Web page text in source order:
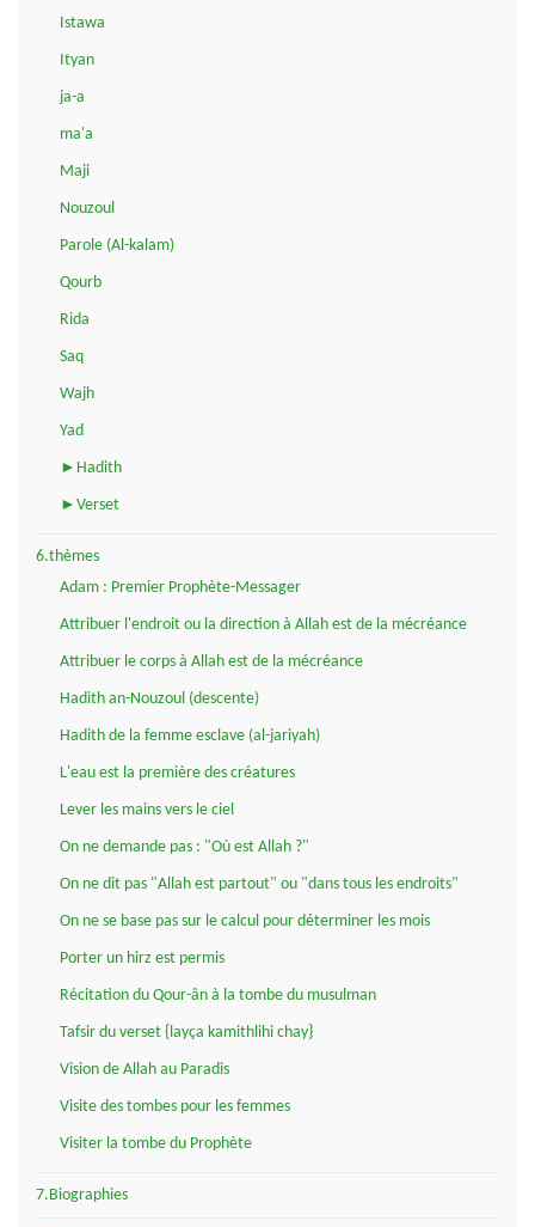
Istawa
Ityan
ja-a
ma'a
Maji
Nouzoul
Parole (Al-kalam)
Qourb
Rida
Saq
Wajh
Yad
►Hadith
►Verset
6.thèmes
Adam : Premier Prophète-Messager
Attribuer l'endroit ou la direction à Allah est de la mécréance
Attribuer le corps à Allah est de la mécréance
Hadith an-Nouzoul (descente)
Hadith de la femme esclave (al-jariyah)
L'eau est la première des créatures
Lever les mains vers le ciel
On ne demande pas : "Où est Allah ?"
On ne dit pas "Allah est partout" ou "dans tous les endroits"
On ne se base pas sur le calcul pour déterminer les mois
Porter un hirz est permis
Récitation du Qour-ân à la tombe du musulman
Tafsir du verset {layça kamithlihi chay}
Vision de Allah au Paradis
Visite des tombes pour les femmes
Visiter la tombe du Prophète
7.Biographies